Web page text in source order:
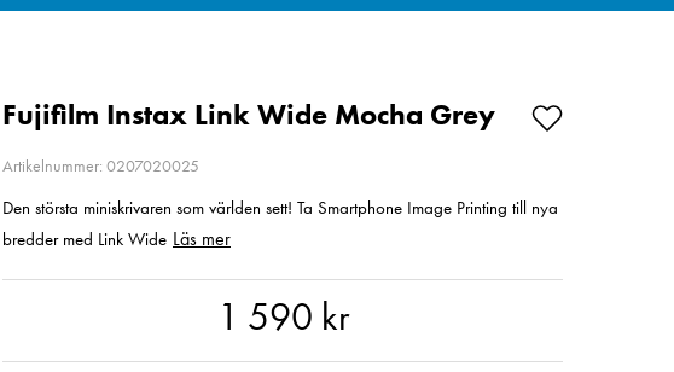
Fujifilm Instax Link Wide Mocha Grey
Artikelnummer: 0207020025
Den största miniskrivaren som världen sett! Ta Smartphone Image Printing till nya
bredder med Link Wide Läs mer
1 590 kr